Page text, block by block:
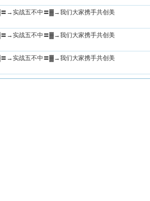
〓→实战五不中〓▓→我们大家携手共创美
〓→实战五不中〓▓→我们大家携手共创美
〓→实战五不中〓▓→我们大家携手共创美